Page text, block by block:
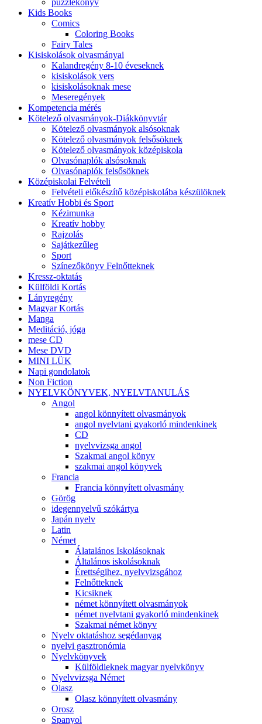
puzzlekönyv
Kids Books
Comics
Coloring Books
Fairy Tales
Kisiskolások olvasmányai
Kalandregény 8-10 éveseknek
kisiskolások vers
kisiskolásoknak mese
Meseregények
Kompetencia mérés
Kötelező olvasmányok-Diákkönyvtár
Kötelező olvasmányok alsósoknak
Kötelező olvasmányok felsősöknek
Kötelező olvasmányok középiskola
Olvasónaplók alsósoknak
Olvasónaplók felsősöknek
Középiskolai Felvételi
Felvételi előkészítő középiskolába készülöknek
Kreatív Hobbi és Sport
Kézimunka
Kreatív hobby
Rajzolás
Sajátkezűleg
Sport
Színezőkönyv Felnőtteknek
Kressz-oktatás
Külföldi Kortás
Lányregény
Magyar Kortás
Manga
Meditáció, jóga
mese CD
Mese DVD
MINI LÜK
Napi gondolatok
Non Fiction
NYELVKÖNYVEK, NYELVTANULÁS
Angol
angol könnyített olvasmányok
angol nyelvtani gyakorló mindenkinek
CD
nyelvvizsga angol
Szakmai angol könyv
szakmai angol könyvek
Francia
Francia könnyített olvasmány
Görög
idegennyelvű szókártya
Japán nyelv
Latin
Német
Álatalános Iskolásoknak
Általános iskolásoknak
Érettségihez, nyelvvizsgához
Felnőtteknek
Kicsiknek
német könnyített olvasmányok
német nyelvtani gyakorló mindenkinek
Szakmai német könyv
Nyelv oktatáshoz segédanyag
nyelvi gasztronómia
Nyelvkönyvek
Külföldieknek magyar nyelvkönyv
Nyelvvizsga Német
Olasz
Olasz könnyített olvasmány
Orosz
Spanyol